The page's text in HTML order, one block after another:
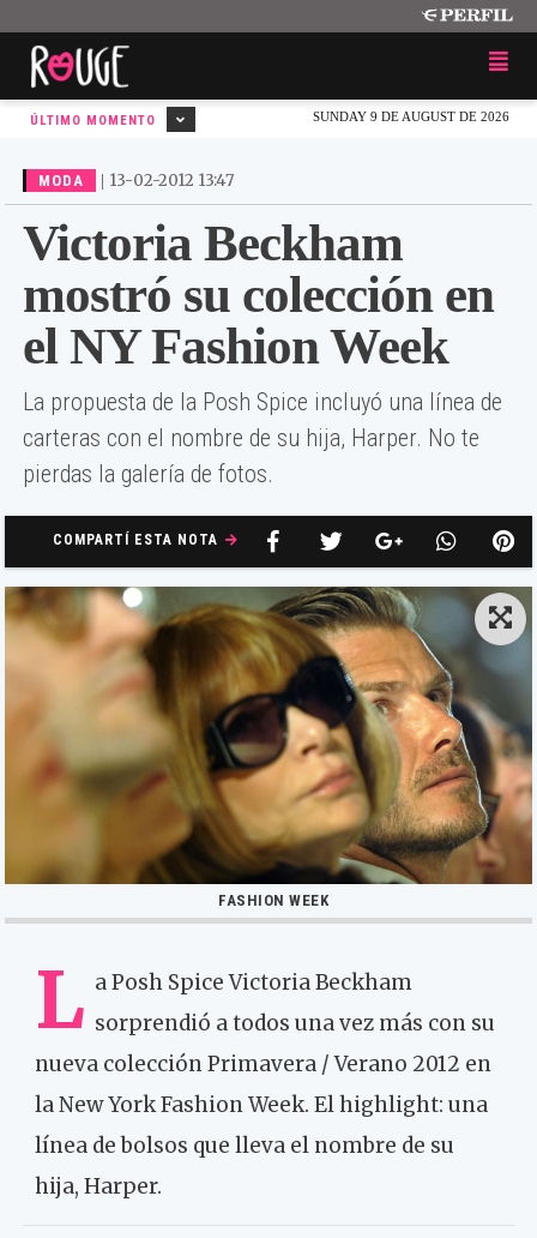
SUNDAY 9 DE AUGUST DE 2026
ÚLTIMO MOMENTO
MODA | 13-02-2012 13:47
Victoria Beckham
mostró su colección en
el NY Fashion Week
La propuesta de la Posh Spice incluyó una línea de
carteras con el nombre de su hija, Harper. No te
pierdas la galería de fotos.
COMPARTÍ ESTA NOTA
FASHION WEEK
L a Posh Spice Victoria Beckham
sorprendió a todos una vez más con su
nueva colección Primavera / Verano 2012 en
la New York Fashion Week. El highlight: una
línea de bolsos que lleva el nombre de su
hija, Harper.